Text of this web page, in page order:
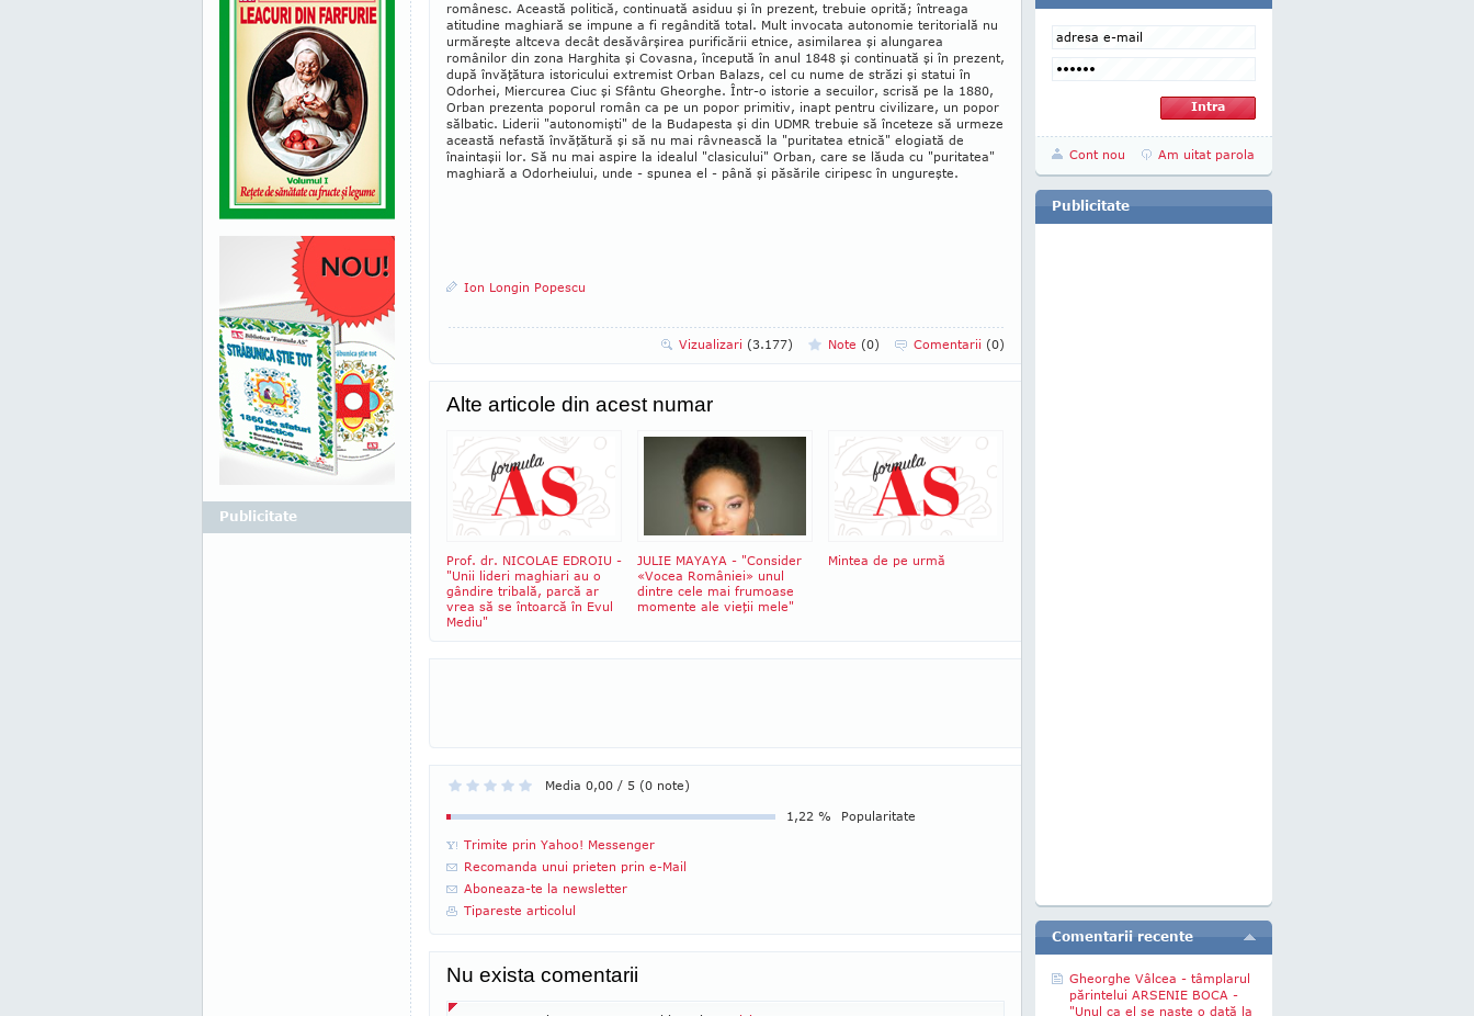
româ­nesc. Această politică, continuată asiduu şi în pre­zent, trebuie oprită; întreaga
atitudine maghiară se im­pune a fi regândită total. Mult invocata autonomie teritorială nu
urmăreşte altceva decât desăvârşirea purificării et­ni­ce, asimilarea şi alungarea
românilor din zona Har­ghi­ta şi Covasna, începută în anul 1848 şi con­tinuată şi în prezent,
după învăţătura istoricului ex­tremist Or­ban Balazs, cel cu nume de străzi şi statui în
Odorhei, Mier­curea Ciuc şi Sfântu Gheorghe. Într-o istorie a se­cu­ilor, scrisă pe la 1880,
Orban prezenta po­­porul ro­mân ca pe un popor primitiv, inapt pentru civi­lizare, un popor
sălbatic. Liderii "autonomişti" de la Budapesta şi din UDMR trebuie să înceteze să ur­meze
această ne­fastă învăţătură şi să nu mai râvnească la "puritatea et­nică" elogiată de
înaintaşii lor. Să nu mai aspire la idea­lul "clasicului" Orban, care se lă­uda cu "pu­ritatea"
ma­ghiară a Odorheiului, unde - spu­nea el - pâ­nă şi păsă­rile ciripesc în ungureşte.
Ion Longin Popescu
Vizualizari (3.177) Note (0) Comentarii (0)
Alte articole din acest numar
Prof. dr. NICOLAE EDROIU -
"Unii lideri maghiari au o
gândire tribală, parcă ar
vrea să se întoarcă în Evul
Mediu"
JULIE MAYAYA - "Consider
«Vocea României» unul
dintre cele mai frumoase
momente ale vieţii mele"
Mintea de pe urmă
Media 0,00 / 5 (0 note)
Popularitate
1,22 %
Trimite prin Yahoo! Messenger
Recomanda unui prieten prin e-Mail
Aboneaza-te la newsletter
Tipareste articolul
Nu exista comentarii
Publicitate
Cont nou Am uitat parola
Publicitate
Comentarii recente
Gheorghe Vâlcea - tâmplarul
părintelui ARSENIE BOCA -
"Unul ca el se naşte o dată la